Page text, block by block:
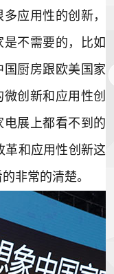
应用性的创新，
不需要的，比如
厨房跟欧美国家
创新和应用性创
展上都看不到的
革和应用性创新这
非常的清楚。